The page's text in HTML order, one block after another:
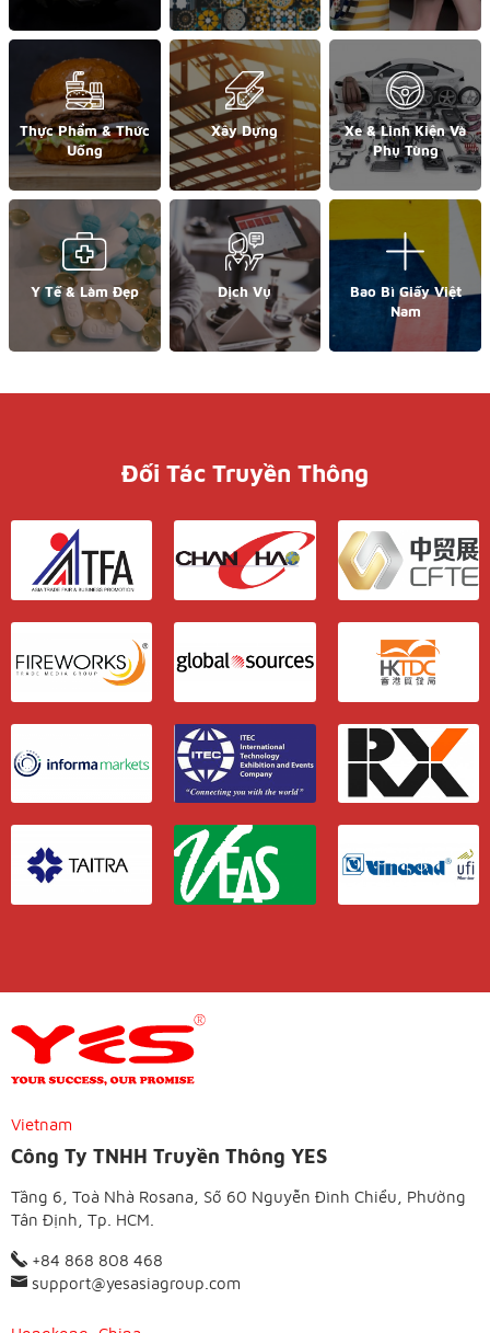
Thực Phẩm & Thức
Uống
Xây Dựng
Xe & Linh Kiện Và
Phụ Tùng
Y Tế & Làm Đẹp Dịch Vụ
Bao Bì Giấy Việt
Nam
Đối Tác Truyền Thông
Vietnam
Công Ty TNHH Truyền Thông YES
Tầng 6, Toà Nhà Rosana, Số 60 Nguyễn Đình Chiểu, Phường
Tân Định, Tp. HCM.
+84 868 808 468
support@yesasiagroup.com